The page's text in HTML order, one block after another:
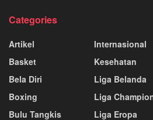
Categories
Artikel
Basket
Bela Diri
Boxing
Bulu Tangkis
Internasional
Kesehatan
Liga Belanda
Liga
Liga Eropa